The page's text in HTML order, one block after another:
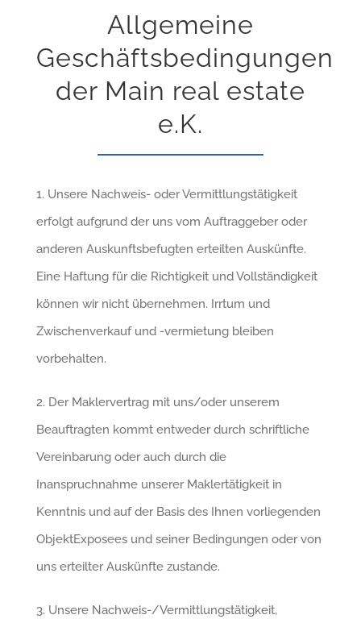
Allgemeine
Geschäftsbedingungen
der Main real estate
e.K.
1. Unsere Nachweis- oder Vermittlungstätigkeit
erfolgt aufgrund der uns vom Auftraggeber oder
anderen Auskunftsbefugten erteilten Auskünfte.
Eine Haftung für die Richtigkeit und Vollständigkeit
können wir nicht übernehmen. Irrtum und
Zwischenverkauf und -vermietung bleiben
vorbehalten.
2. Der Maklervertrag mit uns/oder unserem
Beauftragten kommt entweder durch schriftliche
Vereinbarung oder auch durch die
Inanspruchnahme unserer Maklertätigkeit in
Kenntnis und auf der Basis des Ihnen vorliegenden
ObjektExposees und seiner Bedingungen oder von
uns erteilter Auskünfte zustande.
3. Unsere Nachweis-/Vermittlungstätigkeit,